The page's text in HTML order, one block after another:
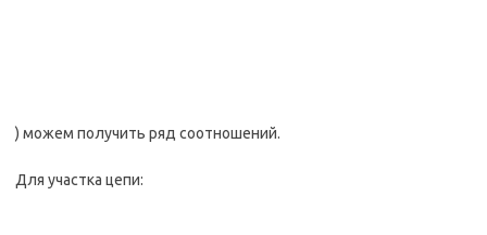
) можем получить ряд соотношений.
Для участка цепи: